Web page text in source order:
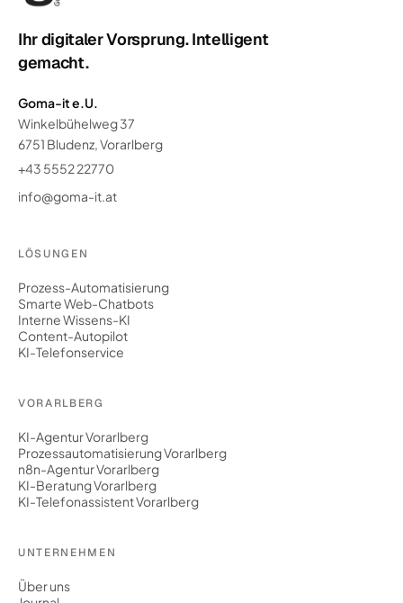
Ihr digitaler Vorsprung. Intelligent
gemacht.
Goma-it e.U.
Winkelbühelweg 37
6751 Bludenz, Vorarlberg
+43 5552 22770
info@goma-it.at
LÖSUNGEN
Prozess-Automatisierung
Smarte Web-Chatbots
Interne Wissens-KI
Content-Autopilot
KI-Telefonservice
VORARLBERG
KI-Agentur Vorarlberg
Prozessautomatisierung Vorarlberg
n8n-Agentur Vorarlberg
KI-Beratung Vorarlberg
KI-Telefonassistent Vorarlberg
UNTERNEHMEN
Über uns